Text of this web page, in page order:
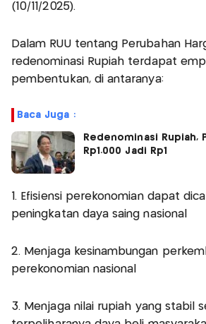
(10/11/2025).
Dalam RUU tentang Perubahan
redenominasi Rupiah terdapat
pembentukan, di antaranya:
Baca Juga :
Redenominasi Rupiah,
Rp1.000 Jadi Rp1
1. Efisiensi perekonomian dapat
peningkatan daya saing nasional
2. Menjaga kesinambungan
perekonomian nasional
3. Menjaga nilai rupiah yang stabil